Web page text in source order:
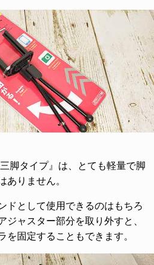
脚タイプ』は、とても軽量で脚
ありません。
ドとして使用できるのはもちろ
ジャスター部分を取り外すと、
を固定することもできます。